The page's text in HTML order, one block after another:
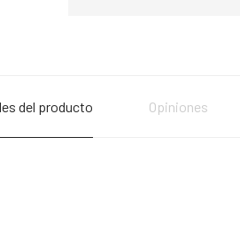
del producto Opiniones